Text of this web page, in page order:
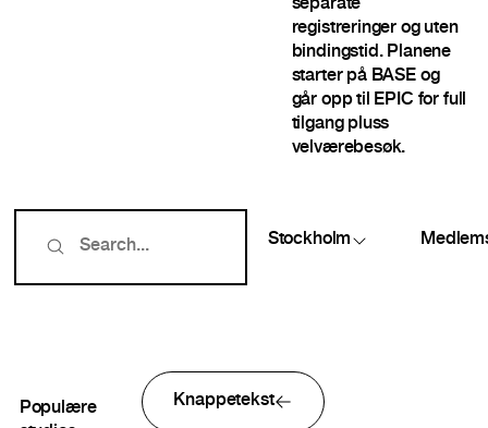
separate
registreringer og uten
bindingstid. Planene
starter på BASE og
går opp til EPIC for full
tilgang pluss
velværebesøk.
Stockholm
Populære
Knappetekst